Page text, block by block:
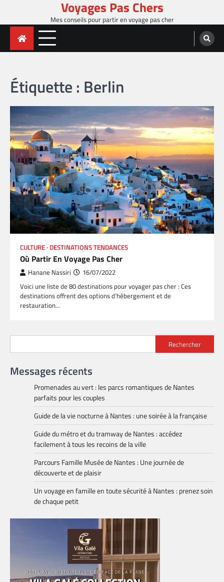
content
Voyages Pas Chers
Mes conseils pour partir en voyage pas cher
Étiquette : Berlin
CULTURE DESTINATIONS TENDANCES
Où Partir En Voyage Pas Cher
Hanane Nassiri 16/07/2022
Voici une liste de 80 destinations pour voyager pas cher : Ces
destinations offrent des options d’hébergement et de
restauration…
Rechercher
Messages récents
Promenades au vert : les parcs romantiques de Nantes
parfaits pour les couples
Guide de la vie nocturne à Nantes : une soirée à la française
Guide du métro et du tramway de Nantes : accédez
facilement à tous les recoins de la ville
Parcours Famille Musée de Nantes : Une journée de
découverte et de plaisir
Un voyage en famille en toute sécurité à Nantes : prenez soin
de chaque petit